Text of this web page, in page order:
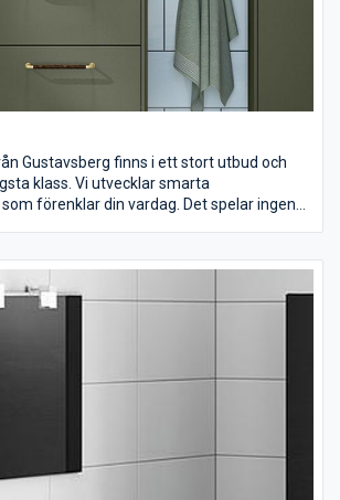
Gustavsberg finns i ett stort utbud och
klass. Vi utvecklar smarta
förenklar din vardag. Det spelar ingen
Med våra smarta och funktionella
du lätt undan dina saker.